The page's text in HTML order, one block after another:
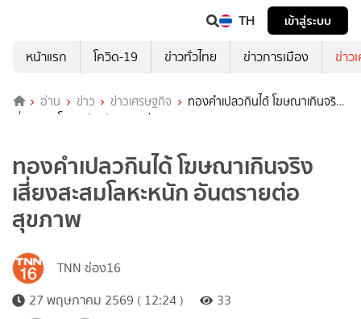
TH
เข้าสู่ระบบ
หน้าแรก
โควิด-19 ข่าวทั่วไทย ข่าวการเมือง ข่าว
อ่าน ข่าว ข่าวเศรษฐกิจ
ทองคำเปลวกินได้ โฆษณาเกินจริง
เสี่ยงสะสมโลหะหนัก อันตรายต่อสุขภาพ
ทองคำเปลวกินได้ โฆษณาเกินจริง
เสี่ยงสะสมโลหะหนัก อันตรายต่อ
สุขภาพ
TNN ช่อง16
27 พฤษภาคม 2569 ( 12:24 )
33